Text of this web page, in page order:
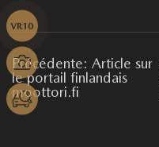
Précédente: Article sur
le portail finlandais
moottori.fi